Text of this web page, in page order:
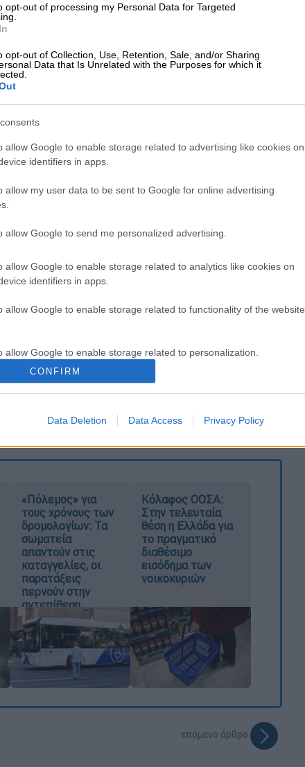
opt-out of processing my Personal Data for Targeted
opt-out of Collection, Use, Retention, Sale, and/or Sharing
Data that Is Unrelated with the Purposes for which it
allow Google to enable storage related to advertising like cookies on
identifiers in apps.
allow my user data to be sent to Google for online advertising
allow Google to send me personalized advertising.
allow Google to enable storage related to analytics like cookies on
identifiers in apps.
allow Google to enable storage related to functionality of the website
allow Google to enable storage related to personalization.
allow Google to enable storage related to security, including
CONFIRM
Data Deletion Data Access Privacy Policy
το ΕΘΝΟΣ στη Google
απαγωγήςμιας 12χρονης πριν από λίγες
Πεύκη.
απαγωγής, αποτελεί αποκύημα της
στο αστυνομικό τμήμα Πεύκης.
του Αθηναϊκού-Μακεδονικού
πηγές, το κοριτσάκι αποκάλυψε στους
απόπειρα απαγωγής εναντίον της γιατί
και φοβήθηκε μήπως την μάλωναν οι
στους γονείς της, τρεις άνδρες
είπε, προσπάθησαν να τη βάλουν μέσα σε
από το σχολείο της.
ότι σταμάτησε ξαφνικά δίπλα της ένα
άνδρες που επέβαιναν σε αυτό, βγήκε
από το όχημα βγήκε και άλλος
να τρέχει. Αφού η μαθήτρια είπε
έκαναν την καταγγελία στην αστυνομία.
«Πόλεμος» για
τους χρόνους των
δρομολογίων: Τα
σωματεία
απαντούν στις
καταγγελίες, οι
παρατάξεις
περνούν στην
αντεπίθεση
Κόλαφος ΟΟΣΑ:
Στην τελευταία
θέση η Ελλάδα για
το πραγματικό
διαθέσιμο
εισόδημα των
νοικοκυριών
επόμενο άρθρο